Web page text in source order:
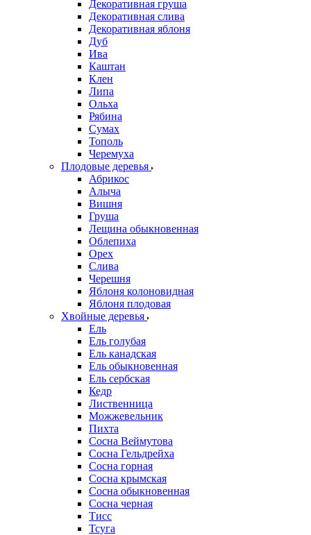
Декоративная груша
Декоративная слива
Декоративная яблоня
Дуб
Ива
Каштан
Клен
Липа
Ольха
Рябина
Сумах
Тополь
Черемуха
Плодовые деревья
Абрикос
Алыча
Вишня
Груша
Лещина обыкновенная
Облепиха
Орех
Слива
Черешня
Яблоня колоновидная
Яблоня плодовая
Хвойные деревья
Ель
Ель голубая
Ель канадская
Ель обыкновенная
Ель сербская
Кедр
Лиственница
Можжевельник
Пихта
Сосна Веймутова
Сосна Гельдрейха
Сосна горная
Сосна крымская
Сосна обыкновенная
Сосна черная
Тисс
Тсуга